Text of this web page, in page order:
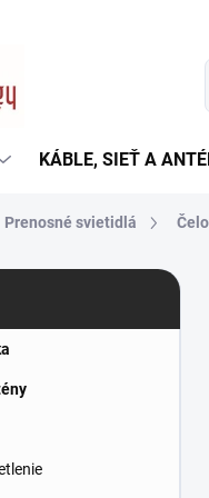
KÁBLE, SIEŤ A
Prenosné svietidlá